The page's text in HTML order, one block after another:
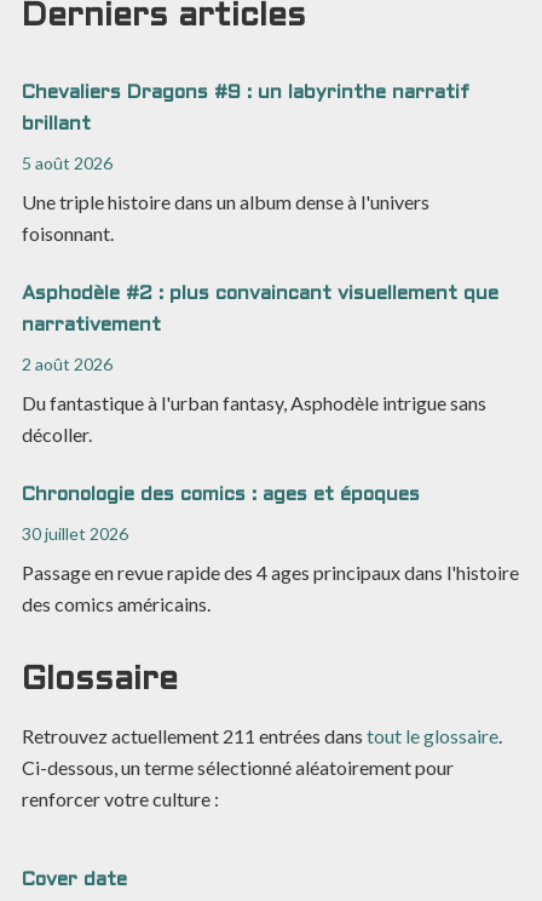
Derniers articles
Chevaliers Dragons #9 : un labyrinthe narratif
brillant
5 août 2026
Une triple histoire dans un album dense à l'univers
foisonnant.
Asphodèle #2 : plus convaincant visuellement que
narrativement
2 août 2026
Du fantastique à l'urban fantasy, Asphodèle intrigue sans
décoller.
Chronologie des comics : ages et époques
30 juillet 2026
Passage en revue rapide des 4 ages principaux dans l'histoire
des comics américains.
Glossaire
Retrouvez actuellement 211 entrées dans tout le glossaire.
Ci-dessous, un terme sélectionné aléatoirement pour
renforcer votre culture :
Cover date